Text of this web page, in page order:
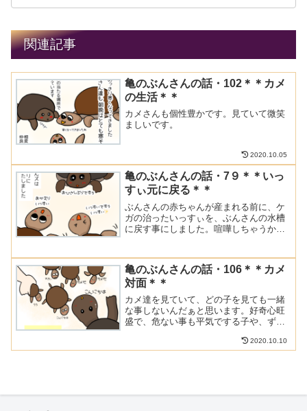
関連記事
亀のぶんさんの話・102＊＊カメ
の生活＊＊
カメさんも個性豊かです。見ていて微笑
ましいです。
2020.10.05
亀のぶんさんの話・7９＊＊いっ
すぃ元に戻る＊＊
ぶんさんの赤ちゃんが産まれる前に、ケ
ガの治ったいっすぃを、ぶんさんの水槽
に戻す事にしました。喧嘩しちゃうか
いです。
亀のぶんさんの話・106＊＊カメ
対面＊＊
カメ達を見ていて、どの子を見ても一緒
な事しないんだぁと思います。好奇心旺
盛で、危ない事も平気でする子や、ずっ
る子など、本当に様々です。どれが正解
2020.10.10